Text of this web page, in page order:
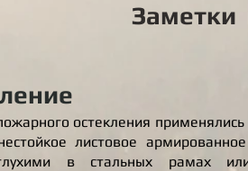
Заметки
остекления
листовое
в стальных рамах